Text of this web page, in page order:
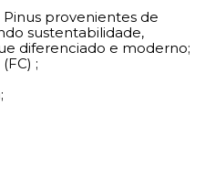
direção devido à ausência
flexibilidade no
que elimina imperfeições
como rachaduras e furos;
garantindo excelente
o processo de
provenientes de
sustentabilidade,
diferenciado e moderno;
;